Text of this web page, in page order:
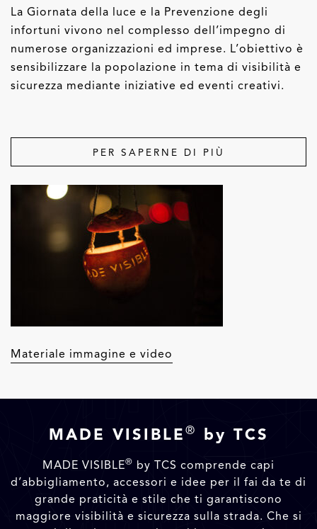
La Giornata della luce e la Prevenzione degli
infortuni vivono nel complesso dell’impegno di
numerose organizzazioni ed imprese. L’obiettivo è
sensibilizzare la popolazione in tema di visibilità e
sicurezza mediante iniziative ed eventi creativi.
PER SAPERNE DI PIÙ
Materiale immagine e video
MADE VISIBLE ® by TCS
MADE VISIBLE® by TCS comprende capi
d’abbigliamento, accessori e idee per il fai da te di
grande praticità e stile che ti garantiscono
maggiore visibilità e sicurezza sulla strada. Che si